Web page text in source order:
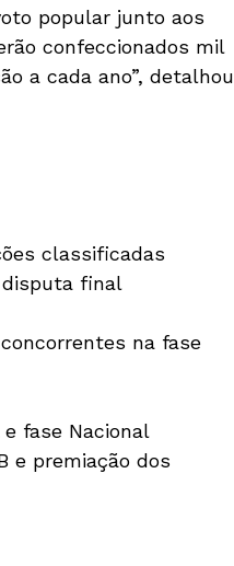
popular junto aos
confeccionados mil
a cada ano”, detalhou
classificadas
disputa final
na fase
fase Nacional
e premiação dos